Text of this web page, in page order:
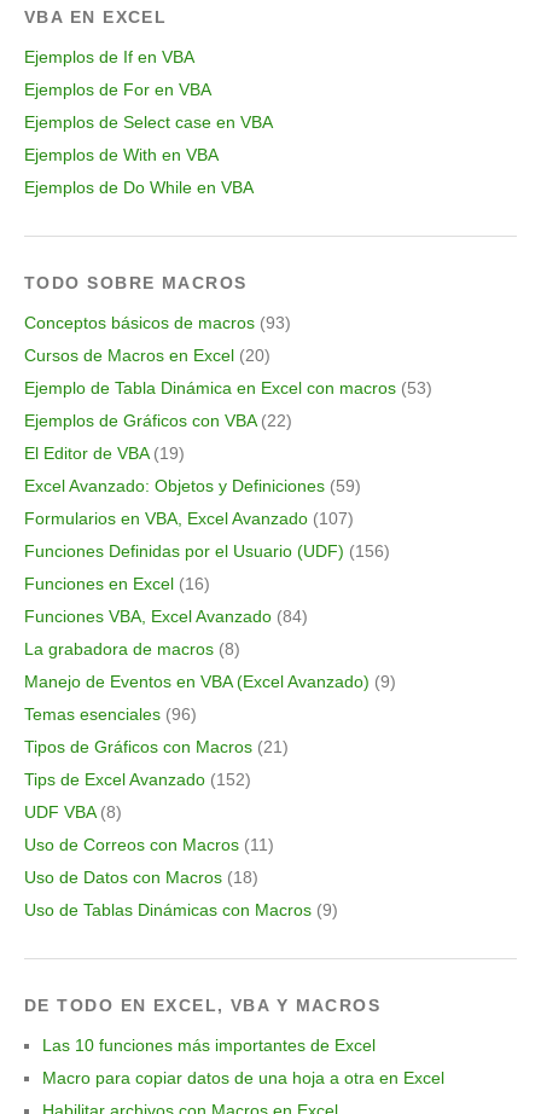
VBA EN EXCEL
Ejemplos de If en VBA
Ejemplos de For en VBA
Ejemplos de Select case en VBA
Ejemplos de With en VBA
Ejemplos de Do While en VBA
TODO SOBRE MACROS
Conceptos básicos de macros (93)
Cursos de Macros en Excel (20)
Ejemplo de Tabla Dinámica en Excel con macros (53)
Ejemplos de Gráficos con VBA(22)
El Editor de VBA(19)
Excel Avanzado: Objetos y Definiciones (59)
Formularios en VBA, Excel Avanzado (107)
Funciones Definidas por el Usuario (UDF) (156)
Funciones en Excel (16)
Funciones VBA, Excel Avanzado (84)
La grabadora de macros (8)
Manejo de Eventos en VBA (Excel Avanzado) (9)
Temas esenciales (96)
Tipos de Gráficos con Macros (21)
Tips de Excel Avanzado (152)
UDF VBA(8)
Uso de Correos con Macros (11)
Uso de Datos con Macros (18)
Uso de Tablas Dinámicas con Macros (9)
DE TODO EN EXCEL, VBA Y MACROS
Las 10 funciones más importantes de Excel
Macro para copiar datos de una hoja a otra en Excel